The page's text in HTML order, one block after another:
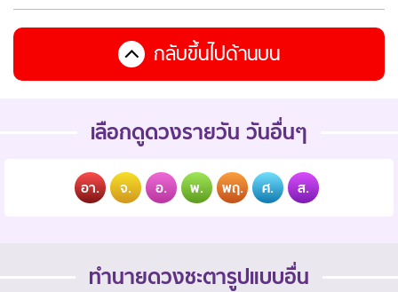
กลับขึ้นไปด้านบน
เลือกดูดวงรายวัน วันอื่นๆ
อา. จ. อ. พ. พฤ. ศ. ส.
ทำนายดวงชะตารูปแบบอื่น